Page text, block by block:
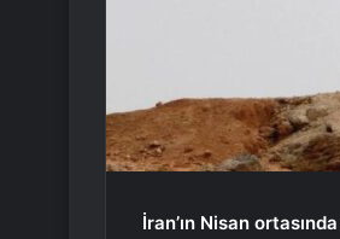
İran’ın Nisan